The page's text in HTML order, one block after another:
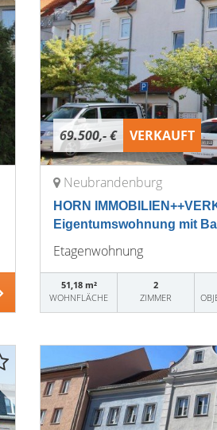
69.500,- € VERKAUFT
Neubrandenburg
HORN
Eigentumswohnung mit
Etagenwohnung
51,18 m²
WOHNFLÄCHE
2
ZIMMER